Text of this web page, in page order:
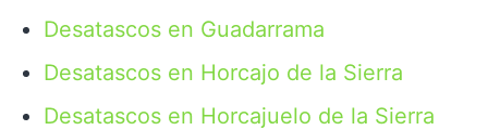
Desatascos en Guadarrama
Desatascos en Horcajo de la Sierra
Desatascos en Horcajuelo de la Sierra